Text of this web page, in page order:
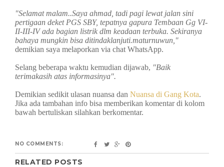
"Selamat malam..Saya ahmad, tadi pagi lewat jalan sini
pertigaan deket PGS SBY, tepatnya gapura Tembaan Gg VI-
II-III-IV ada bagian listrik dlm keadaan terbuka. Sekiranya
bahaya mungkin bisa ditindaklanjuti.maturnuwun,"
demikian saya melaporkan via chat WhatsApp.
Selang beberapa waktu kemudian dijawab, "Baik
terimakasih atas informasinya".
Demikian sedikit ulasan nuansa dan Nuansa di Gang Kota.
Jika ada tambahan info bisa memberikan komentar di kolom
bawah bertuliskan silahkan berkomentar.
NO COMMENTS:
RELATED POSTS